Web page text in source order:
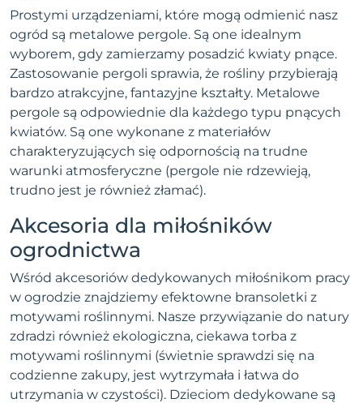
Prostymi urządzeniami, które mogą odmienić nasz
ogród są metalowe pergole. Są one idealnym
wyborem, gdy zamierzamy posadzić kwiaty pnące.
Zastosowanie pergoli sprawia, że rośliny przybierają
bardzo atrakcyjne, fantazyjne kształty. Metalowe
pergole są odpowiednie dla każdego typu pnących
kwiatów. Są one wykonane z materiałów
charakteryzujących się odpornością na trudne
warunki atmosferyczne (pergole nie rdzewieją,
trudno jest je również złamać).
Akcesoria dla miłośników
ogrodnictwa
Wśród akcesoriów dedykowanych miłośnikom pracy
w ogrodzie znajdziemy efektowne bransoletki z
motywami roślinnymi. Nasze przywiązanie do natury
zdradzi również ekologiczna, ciekawa torba z
motywami roślinnymi (świetnie sprawdzi się na
codzienne zakupy, jest wytrzymała i łatwa do
utrzymania w czystości). Dzieciom dedykowane są